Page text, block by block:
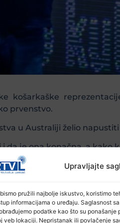
Upravljajte
pružili najbolje iskustvo, koristimo
informacijama o uređaju. Saglasnost
podatke kao što su
veb lokaciji. Nepristanak ili povlačenje
košarkaške
prvenstvo.
u Australiji želio
je ona konačna, a kako
realni domet. Ja
šest godina sam
a ja od srca želim da
BiH izabran 28.